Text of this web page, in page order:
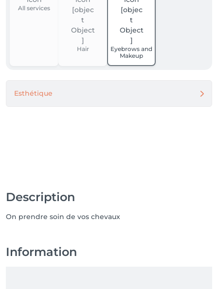
All services
Hair
Eyebrows and
Makeup
Esthétique
Description
On prendre soin de vos chevaux
Information